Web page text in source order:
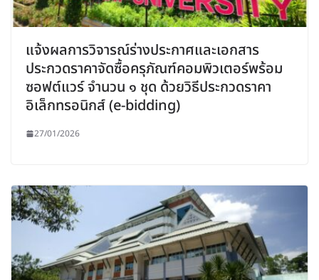
แจ้งผลการวิจารณ์ร่างประกาศและเอกสาร
ประกวดราคาจัดซื้อครุภัณฑ์คอมพิวเตอร์พร้อม
ซอฟต์แวร์ จำนวน ๑ ชุด ด้วยวิธีประกวดราคา
อิเล็กทรอนิกส์ (e-bidding)
27/01/2026